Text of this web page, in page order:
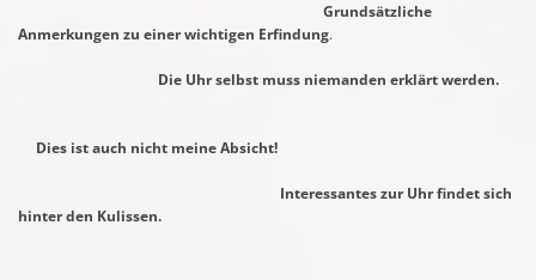
Grundsätzliche
Anmerkungen zu einer wichtigen Erfindung.
Die Uhr selbst muss niemanden erklärt werden.
Dies ist auch nicht meine Absicht!
Interessantes zur Uhr findet sich
hinter den Kulissen.